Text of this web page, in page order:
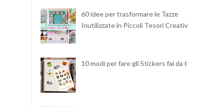
60 idee per trasformare le Tazze
Inutilizzate in Piccoli Tesori Creativi
10 modi per fare gli Stickers fai da te